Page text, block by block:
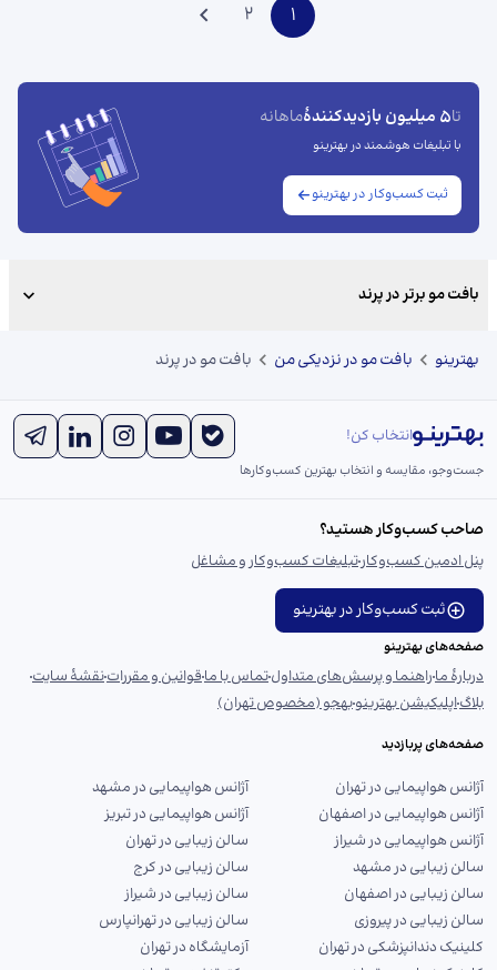
1
2
تا5 میلیون بازدیدکنندهٔ ماهانه
با تبلیغات هوشمند در بهترینو
ثبت کسب‌وکار در بهترینو
بافت مو برتر در پرند
بهترینو بافت مو در نزدیکی من بافت مو در پرند
انتخاب کن!
جست‌و‌جو، مقایسه و انتخاب بهترین کسب‌وکارها
صاحب کسب‌وکار هستید؟
پنل ادمین کسب‌وکارتبلیغات کسب‌وکار و مشاغل
ثبت کسب‌وکار در بهترینو
صفحه‌های بهترینو
دربارهٔ ماراهنما و پرسش‌های متداولتماس با ماقوانین و مقرراتنقشهٔ سایت
بلاگاپلیکیشن بهترینوبهجو (مخصوص تهران)
صفحه‌های پربازدید
آژانس هواپیمایی در تهران
آژانس هواپیمایی در مشهد
آژانس هواپیمایی در اصفهان
آژانس هواپیمایی در تبریز
آژانس هواپیمایی در شیراز
سالن زیبایی در تهران
سالن زیبایی در مشهد
سالن زیبایی در کرج
سالن زیبایی در اصفهان
سالن زیبایی در شیراز
سالن زیبایی در پیروزی
سالن زیبایی در تهرانپارس
کلینیک دندانپزشکی در تهران
آزمایشگاه در تهران